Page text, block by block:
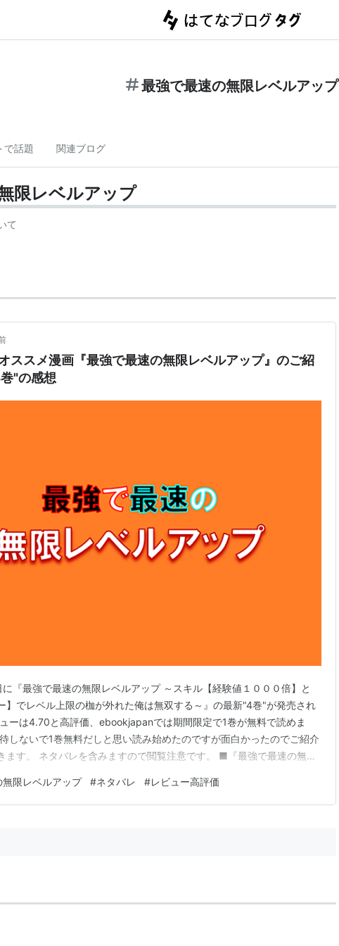
最強で最速の無限レベルアップ
で話題 関連ブログ
限レベルアップ
て
ススメ漫画『最強で最速の無限レベルアップ』のご紹
"の感想
『最強で最速の無限レベルアップ ～スキル【経験値１０００倍】と
】でレベル上限の枷が外れた俺は無双する～』の最新"4巻"が発売され
ーは4.70と高評価、ebookjapanでは期間限定で1巻が無料で読めま
しないで1巻無料だしと思い読み始めたのですが面白かったのでご紹介
ます。 ネタバレを含みますので閲覧注意です。 ■『最強で最速の無限
ジメっ子にボコボコにされた上にイジメっ子が理事長の息子というふざ
となってしまいます…
限レベルアップ #ネタバレ #レビュー高評価